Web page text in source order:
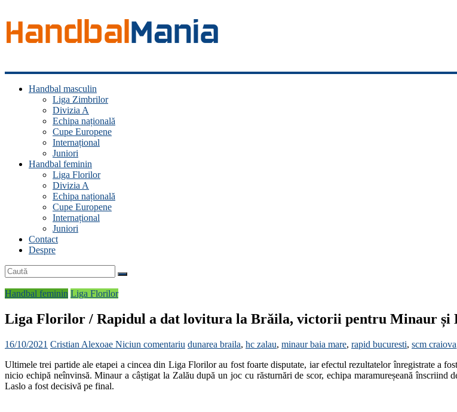
Handbal
ManiaHandbal masculin
Liga Zimbrilor
Divizia A
Echipa națională
Cupe Europene
Internațional
Juniori
Handbal feminin
Liga Florilor
Divizia A
Echipa națională
Cupe Europene
Internațional
Juniori
Contact
Despre
Handbal feminin Liga Florilor
Liga Florilor / Rapidul a dat lovitura la Brăila, victorii pentru Minaur și
16/10/2021 Cristian Alexoae Niciun comentariu dunarea braila, hc zalau, minaur baia mare, rapid bucuresti, scm craiova
Ultimele trei partide ale etapei a cincea din Liga Florilor au fost foarte disputate, iar efectul rezultatelor înregistrate a
nicio echipă neînvinsă. Minaur a câștigat la Zalău după un joc cu răsturnări de scor, echipa maramureșeană
Laslo a fost decisivă pe final.